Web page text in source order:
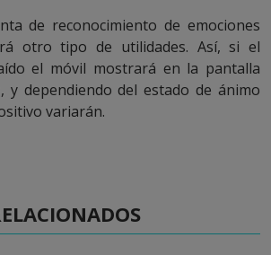
de reconocimiento de emociones
otro tipo de utilidades. Así, si el
el móvil mostrará en la pantalla
y dependiendo del estado de ánimo
variarán.